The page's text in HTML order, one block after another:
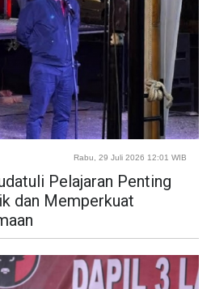
Rabu, 29 Juli 2026 12:01 WIB
Pelajaran Penting
dan Memperkuat